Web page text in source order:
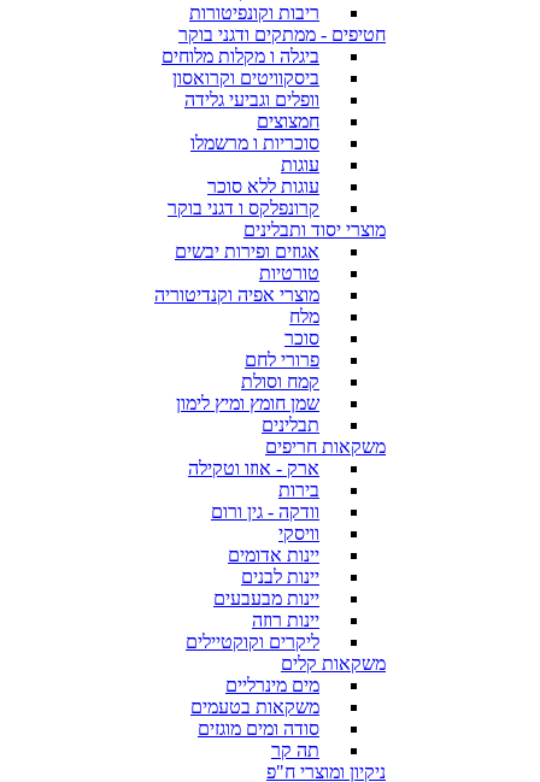
ריבות וקונפיטורות
חטיפים - ממתקים ודגני בוקר
ביגלה ו מקלות מלוחים
ביסקוויטים וקרואסון
וופלים וגביעי גלידה
חמצוצים
סוכריות ו מרשמלו
עוגות
עוגות ללא סוכר
קרונפלקס ו דגני בוקר
מוצרי יסוד ותבלינים
אגוזים ופירות יבשים
טורטיות
מוצרי אפיה וקנדיטוריה
מלח
סוכר
פרורי לחם
קמח וסולת
שמן חומץ ומיץ לימון
תבלינים
משקאות חריפים
ארק - אוזו וטקילה
בירות
וודקה - גין ורום
וויסקי
יינות אדומים
יינות לבנים
יינות מבעבעים
יינות רוזה
ליקרים וקוקטיילים
משקאות קלים
מים מינרליים
משקאות בטעמים
סודה ומים מוגזים
תה קר
ניקיון ומוצרי ח"פ